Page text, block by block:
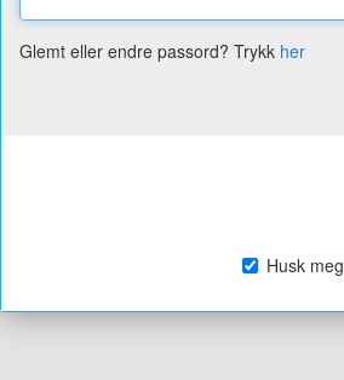
Glemt eller endre passord? Trykk her
Husk meg